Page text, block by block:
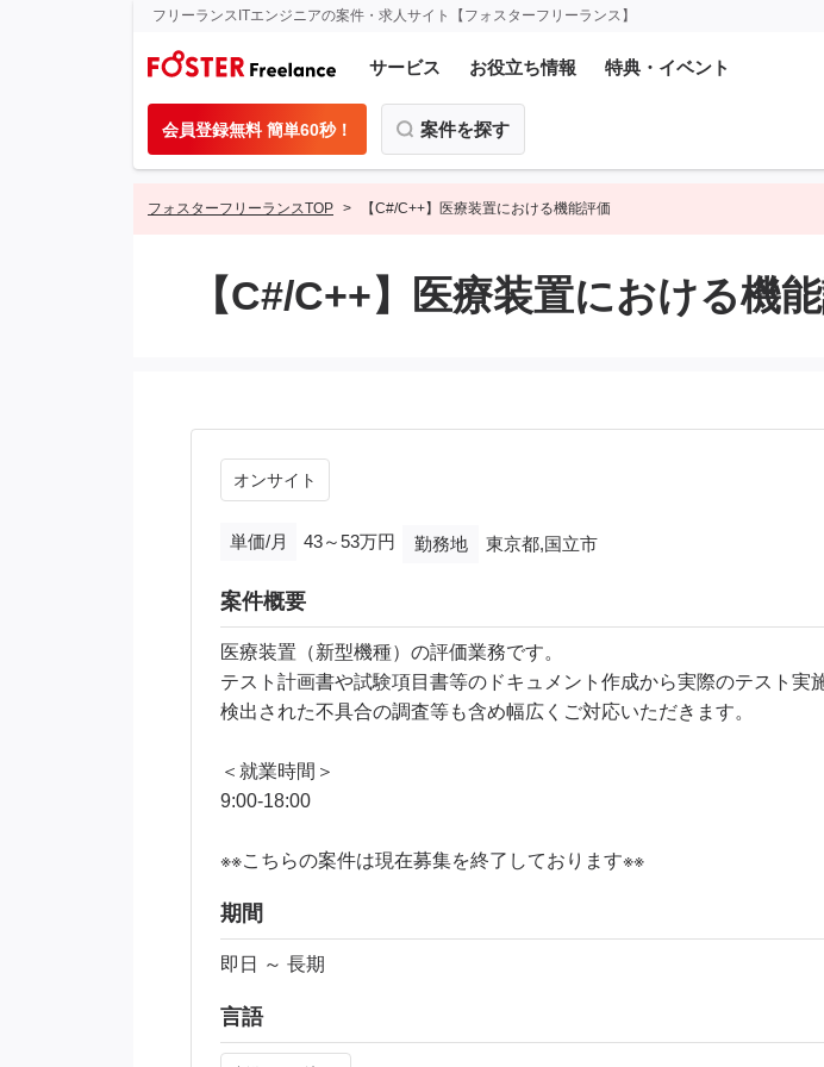
フリーランスITエンジニアの案件・求人サイト【フォスターフリーランス】
サービス お役立ち情報 特典・イベント
会員登録無料 簡単60秒！ 案件を探す
フォスターフリーランスTOP 【C#/C++】医療装置における機能評価
【C#/C++】医療装置における機
オンサイト
単価/月 43～53万円 勤務地 東京都,国立市
案件概要
医療装置（新型機種）の評価業務です。
テスト計画書や試験項目書等のドキュメント作成から実際のテスト実施
検出された不具合の調査等も含め幅広くご対応いただきます。
＜就業時間＞
9:00-18:00
※※こちらの案件は現在募集を終了しております※※​
期間
即日 ～ 長期
言語